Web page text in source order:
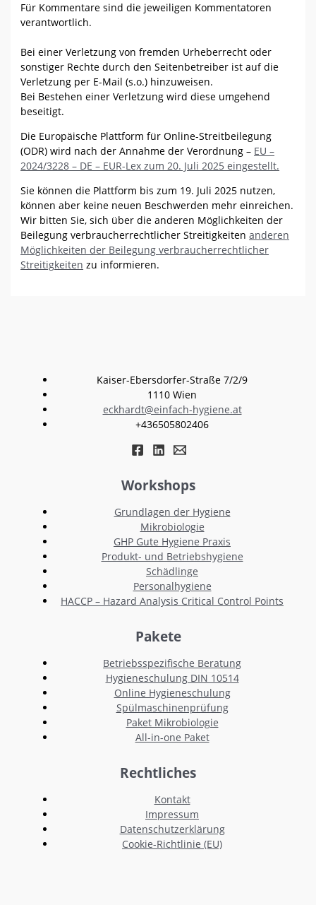
Für Kommentare sind die jeweiligen Kommentatoren
verantwortlich.
Bei einer Verletzung von fremden Urheberrecht oder
sonstiger Rechte durch den Seitenbetreiber ist auf die
Verletzung per E-Mail (s.o.) hinzuweisen.
Bei Bestehen einer Verletzung wird diese umgehend
beseitigt.
Die Europäische Plattform für Online-Streitbeilegung
(ODR) wird nach der Annahme der Verordnung – EU –
2024/3228 – DE – EUR-Lex zum 20. Juli 2025 eingestellt.
Sie können die Plattform bis zum 19. Juli 2025 nutzen,
können aber keine neuen Beschwerden mehr einreichen.
Wir bitten Sie, sich über die anderen Möglichkeiten der
Beilegung verbraucherrechtlicher Streitigkeitenanderen
Möglichkeiten der Beilegung verbraucherrechtlicher
Streitigkeiten zu informieren.
Kaiser-Ebersdorfer-Straße 7/2/9
1110 Wien
eckhardt@einfach-hygiene.at
+436505802406
Workshops
Grundlagen der Hygiene
Mikrobiologie
GHP Gute Hygiene Praxis
Produkt- und Betriebshygiene
Schädlinge
Personalhygiene
HACCP – Hazard Analysis Critical Control Points
Pakete
Betriebsspezifische Beratung
Hygieneschulung DIN 10514
Online Hygieneschulung
Spülmaschinenprüfung
Paket Mikrobiologie
All-in-one Paket
Rechtliches
Kontakt
Impressum
Datenschutzerklärung
Cookie-Richtlinie (EU)